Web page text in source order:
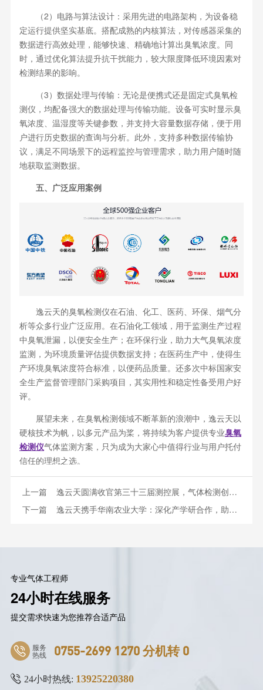
（2）电路与算法设计：采用先进的电路架构，为设备稳
定运行提供坚实基底。搭配成熟的内核算法，对传感器采集的
数据进行高效处理，能够快速、精确地计算出臭氧浓度。同
时，通过优化算法提升抗干扰能力，较大限度降低环境因素对
检测结果的影响。
（3）数据处理与传输：无论是便携式还是固定式臭氧检
测仪，均配备强大的数据处理与传输功能。设备可实时显示臭
氧浓度、温湿度等关键参数，并支持大容量数据存储，便于用
户进行历史数据的查询与分析。此外，支持多种数据传输协
议，满足不同场景下的远程监控与管理需求，助力用户随时随
地获取监测数据。
五、广泛应用案例
逸云天的臭氧检测仪在石油、化工、医药、环保、烟气分
析等众多行业广泛应用。在石油化工领域，用于监测生产过程
中臭氧泄漏，以便安全生产；在环保行业，助力大气臭氧浓度
监测，为环境质量评估提供数据支持；在医药生产中，使得生
产环境臭氧浓度符合标准，以便药品质量。还多次中标国家安
全生产监督管理部门采购项目，其实用性和稳定性备受用户好
评。
展望未来，在臭氧检测领域不断革新的浪潮中，逸云天以
硬核技术为帆，以多元产品为桨，将持续为客户提供专业臭氧
检测仪气体监测方案，只为成为大家心中值得行业与用户托付
信任的理想之选。
上一篇 逸云天圆满收官第三十三届测控展，气体检测创新方案引领行业新方向！
下一篇 逸云天携手华南农业大学：深化产学研合作，助力人才培育
专业气体工程师
24小时在线服务
提交需求快速为您推荐合适产品
服务
热线 0755-2699 1270 分机转 0
24小时热线: 13925220380